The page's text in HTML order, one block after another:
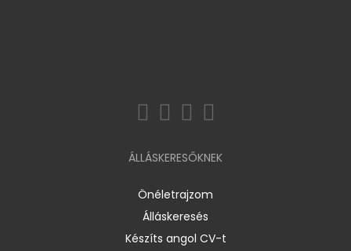
ÁLLÁSKERESŐKNEK
Önéletrajzom
Álláskeresés
Készíts angol CV-t